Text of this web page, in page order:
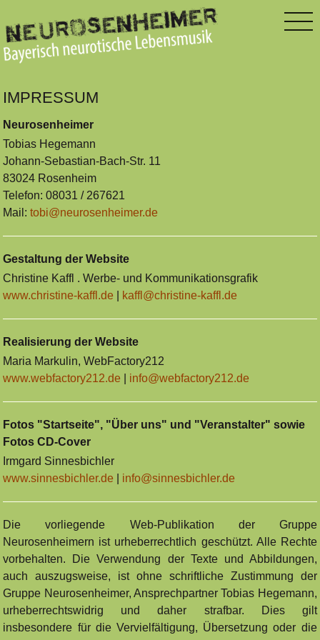
IMPRESSUM
Neurosenheimer
Tobias Hegemann
Johann-Sebastian-Bach-Str. 11
83024 Rosenheim
Telefon: 08031 / 267621
Mail:tobi@neurosenheimer.de
Gestaltung der Website
Christine Kaffl . Werbe- und Kommunikationsgrafik
www.christine-kaffl.de
kaffl@christine-kaffl.de
Realisierung der Website
Maria Markulin, WebFactory212
www.webfactory212.de
info@webfactory212.de
Fotos "Startseite", "Über uns" und "Veranstalter" sowie
Fotos CD-Cover
Irmgard Sinnesbichler
www.sinnesbichler.de
info@sinnesbichler.de
Die vorliegende Web-Publikation der Gruppe
Neurosenheimern ist urheberrechtlich geschützt. Alle Rechte
vorbehalten. Die Verwendung der Texte und Abbildungen,
auch auszugsweise, ist ohne schriftliche Zustimmung der
Gruppe Neurosenheimer, Ansprechpartner Tobias Hegemann,
urheberrechtswidrig und daher strafbar. Dies gilt
insbesondere für die Vervielfältigung, Übersetzung oder die